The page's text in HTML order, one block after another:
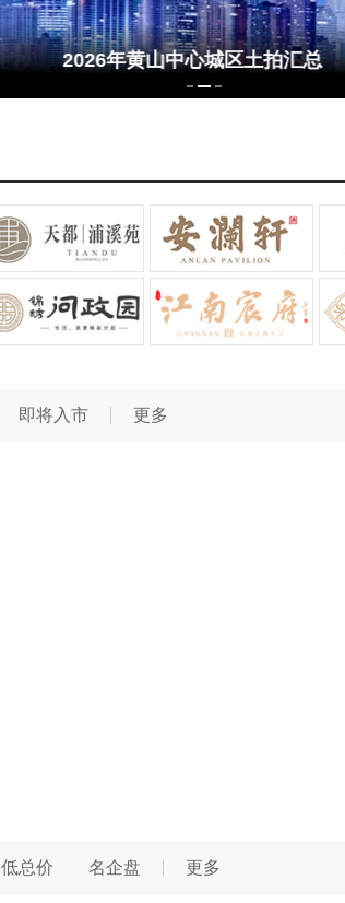
2026年黄山中心城区预售证汇总
即将入市 更多
低总价 名企盘 更多